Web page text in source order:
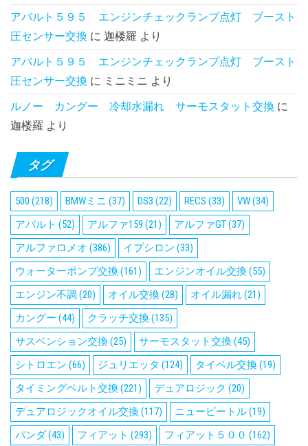
アバルト５９５ エンジンチェックランプ点灯 ブースト
圧センサー交換 に 迦楼羅 より
アバルト５９５ エンジンチェックランプ点灯 ブースト
圧センサー交換 に ミニミニ より
ルノー カングー 冷却水漏れ サーモスタット交換 に
迦楼羅 より
タグ
500 (218) BMWミニ (37) DS3 (22) RECS (33) VW(34)
アバルト (52) アルファ159 (21) アルファGT(37)
アルファロメオ (386) イプシロン (33)
ウォーターポンプ交換(161) エンジンオイル交換(55)
エンジン不調 (20) オイル交換(28) オイル漏れ(21)
カングー (44) クラッチ交換(135)
サスペンション交換(25) サーモスタット交換(45)
シトロエン (66) ジュリエッタ (124) タイベル交換(19)
タイミングベルト交換(221) デュアロジック (20)
デュアロジックオイル交換(117) ニュービートル(19)
パンダ(43) フィアット (293) フィアット５００ (162)